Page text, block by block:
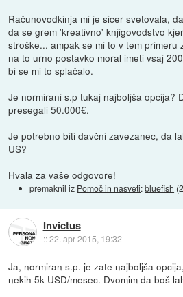
Računovodkinja mi je sicer svetovala,
da se grem 'kreativno' knjigovodstvo
stroške... ampak se mi to v tem
na to urno postavko moral imeti vsaj
bi se mi to splačalo.
Je normirani s.p tukaj najboljša opcija?
presegali 50.000€.
Je potrebno biti davčni zavezanec, da
US?
Hvala za vaše odgovore!
premaknil iz Pomoč in nasveti:bluefish (
Invictus
::22. apr 2015, 19:32
Ja, normiran s.p. je zate najboljša
nekih 5k USD/mesec. Dvomim da boš